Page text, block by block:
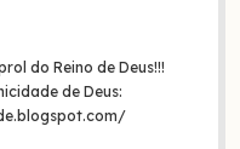
do Reino de Deus!!!
de Deus: